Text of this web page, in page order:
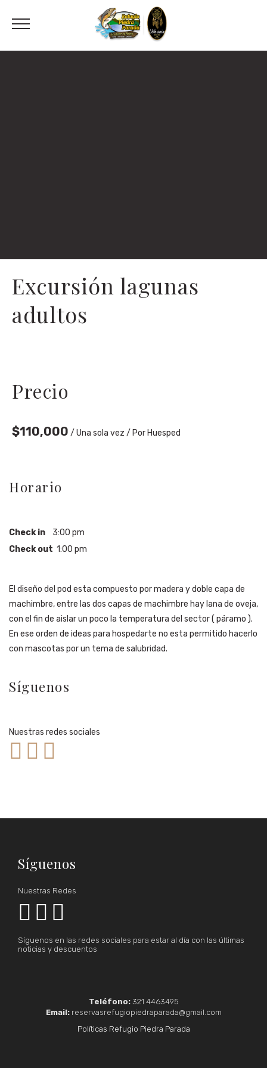
Excursión lagunas
adultos
Precio
$110,000 / Una sola vez / Por Huesped
Horario
Check in 3:00 pm
Check out 1:00 pm
El diseño del pod esta compuesto por madera y doble capa de
machimbre, entre las dos capas de machimbre hay lana de oveja,
con el fin de aislar un poco la temperatura del sector ( páramo ).
En ese orden de ideas para hospedarte no esta permitido hacerlo
con mascotas por un tema de salubridad.
Síguenos
Nuestras redes sociales
  
Síguenos
Nuestras Redes
  
Síguenos en las redes sociales para estar al día con las últimas
noticias y descuentos
Teléfono:321 4463495
Email:reservasrefugiopiedraparada@gmail.com
Políticas Refugio Piedra Parada